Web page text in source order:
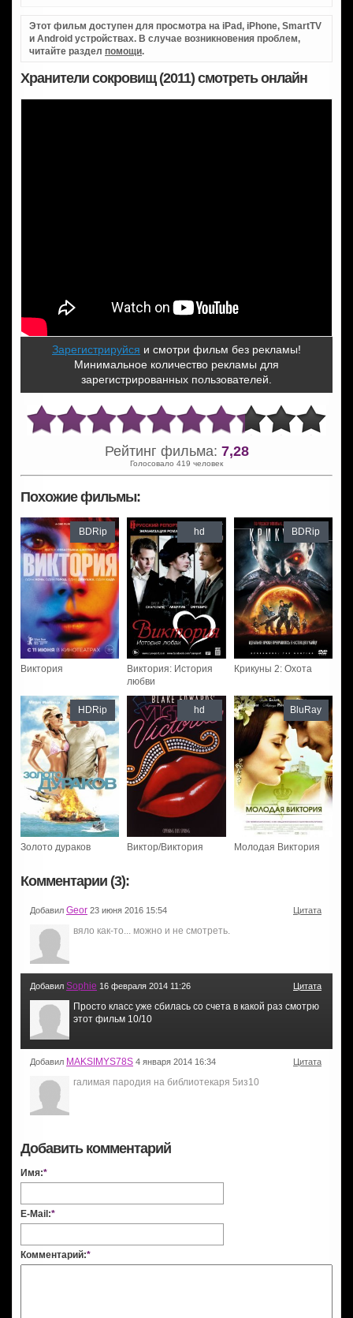
Этот фильм доступен для просмотра на iPad, iPhone, SmartTV
и Android устройствах. В случае возникновения проблем,
читайте раздел помощи.
Хранители сокровищ (2011) смотреть онлайн
Зарегистрируйся и смотри фильм без рекламы!
Минимальное количество рекламы для
зарегистрированных пользователей.
Рейтинг фильма: 7,28
Голосовало 419 человек
Похожие фильмы:
Виктория
BDRip
Виктория: История
любви
hd
Крикуны 2: Охота
BDRip
Золото дураков
HDRip
Виктор/Виктория
hd
Молодая Виктория
BluRay
Комментарии (3):
Добавил Geor 23 июня 2016 15:54 Цитата
вяло как-то... можно и не смотреть.
Добавил Sophie 16 февраля 2014 11:26 Цитата
Просто класс уже сбилась со счета в какой раз смотрю
этот фильм 10/10
Добавил MAKSIMYS78S 4 января 2014 16:34 Цитата
галимая пародия на библиотекаря 5из10
Добавить комментарий
Имя:*
E-Mail:*
Комментарий:*